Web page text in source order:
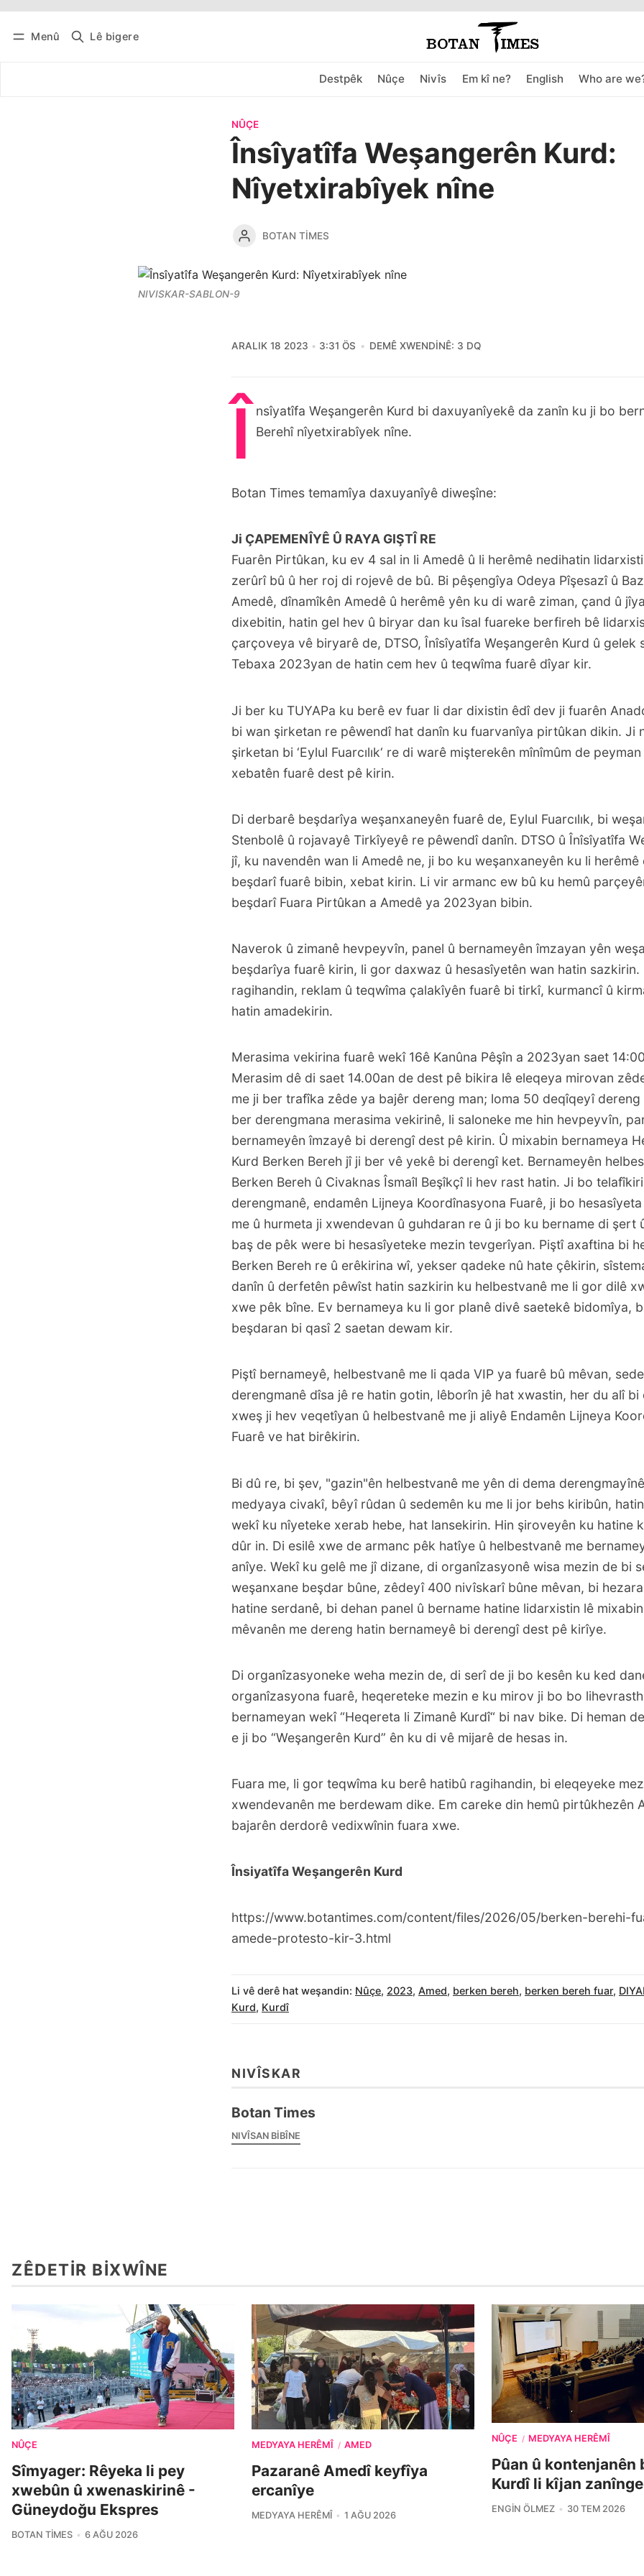
Menû Lê bigere
Destpêk Nûçe Nivîs Em kî ne? English Who are
Têkevê Bûltena belaş bistîne
NÛÇE
Însîyatîfa Weşangerên Kurd:
Nîyetxirabîyek nîne
BOTAN TIMES
NIVISKAR-SABLON-9
ARALIK 18 2023 3:31 ÖS DEMÊ XWENDINÊ: 3 DQ
Î nsîyatîfa Weşangerên Kurd bi daxuyanîyekê da zanîn ku ji bo
Berehî nîyetxirabîyek nîne.
Botan Times temamîya daxuyanîyê diweşîne:
Ji ÇAPEMENÎYÊ Û RAYA GIŞTÎ RE
Fuarên Pirtûkan, ku ev 4 sal in li Amedê û li herêmê nedihatin
zerûrî bû û her roj di rojevê de bû. Bi pêşengîya Odeya Pîşesazî û
Amedê, dînamîkên Amedê û herêmê yên ku di warê ziman, çand û
dixebitin, hatin gel hev û biryar dan ku îsal fuareke berfireh bê
çarçoveya vê biryarê de, DTSO, Înîsîyatîfa Weşangerên Kurd û gelek
Tebaxa 2023yan de hatin cem hev û teqwîma fuarê dîyar kir.
Ji ber ku TUYAPa ku berê ev fuar li dar dixistin êdî dev ji fuarên
bi wan şirketan re pêwendî hat danîn ku fuarvanîya pirtûkan dikin. Ji
şirketan bi ‘Eylul Fuarcılık‘ re di warê mişterekên mînîmûm de
xebatên fuarê dest pê kirin.
Di derbarê beşdarîya weşanxaneyên fuarê de, Eylul Fuarcılık, bi
Stenbolê û rojavayê Tirkîyeyê re pêwendî danîn. DTSO û Înîsîyatîfa
jî, ku navendên wan li Amedê ne, ji bo ku weşanxaneyên ku li herêmê
beşdarî fuarê bibin, xebat kirin. Li vir armanc ew bû ku hemû
beşdarî Fuara Pirtûkan a Amedê ya 2023yan bibin.
Naverok û zimanê hevpeyvîn, panel û bernameyên îmzayan yên
beşdarîya fuarê kirin, li gor daxwaz û hesasîyetên wan hatin sazkirin.
ragihandin, reklam û teqwîma çalakîyên fuarê bi tirkî, kurmancî û
hatin amadekirin.
Merasima vekirina fuarê wekî 16ê Kanûna Pêşîn a 2023yan saet
Merasim dê di saet 14.00an de dest pê bikira lê eleqeya mirovan
me ji ber trafîka zêde ya bajêr dereng man; loma 50 deqîqeyî
ber derengmana merasima vekirinê, li saloneke me hin hevpeyvîn,
bernameyên îmzayê bi derengî dest pê kirin. Û mixabin bernameya
Kurd Berken Bereh jî ji ber vê yekê bi derengî ket. Bernameyên
Berken Bereh û Civaknas Îsmaîl Beşîkçî li hev rast hatin. Ji bo
derengmanê, endamên Lijneya Koordînasyona Fuarê, ji bo
me û hurmeta ji xwendevan û guhdaran re û ji bo ku bername di şert
baş de pêk were bi hesasîyeteke mezin tevgerîyan. Piştî axaftina bi
Berken Bereh re û erêkirina wî, yekser qadeke nû hate çêkirin,
danîn û derfetên pêwîst hatin sazkirin ku helbestvanê me li gor dilê
xwe pêk bîne. Ev bernameya ku li gor planê divê saetekê bidomîya,
beşdaran bi qasî 2 saetan dewam kir.
Piştî bernameyê, helbestvanê me li qada VIP ya fuarê bû mêvan,
derengmanê dîsa jê re hatin gotin, lêborîn jê hat xwastin, her du alî bi
xweş ji hev veqetîyan û helbestvanê me ji aliyê Endamên Lijneya
Fuarê ve hat birêkirin.
Bi dû re, bi şev, "gazin"ên helbestvanê me yên di dema
medyaya civakî, bêyî rûdan û sedemên ku me li jor behs kiribûn,
wekî ku nîyeteke xerab hebe, hat lansekirin. Hin şiroveyên ku hatine
dûr in. Di esilê xwe de armanc pêk hatîye û helbestvanê me
anîye. Wekî ku gelê me jî dizane, di organîzasyonê wisa mezin de bi
weşanxane beşdar bûne, zêdeyî 400 nivîskarî bûne mêvan, bi
hatine serdanê, bi dehan panel û bername hatine lidarxistin lê
mêvanên me dereng hatin bernameyê bi derengî dest pê kirîye.
Di organîzasyoneke weha mezin de, di serî de ji bo kesên ku ked
organîzasyona fuarê, heqereteke mezin e ku mirov ji bo bo
bernameyan wekî “Heqereta li Zimanê Kurdî“ bi nav bike. Di heman
e ji bo “Weşangerên Kurd” ên ku di vê mijarê de hesas in.
Fuara me, li gor teqwîma ku berê hatibû ragihandin, bi eleqeyeke
xwendevanên me berdewam dike. Em careke din hemû pirtûkhezên
bajarên derdorê vedixwînin fuara xwe.
Însiyatîfa Weşangerên Kurd
https://www.botantimes.com/content/files/2026/05/berken-berehi-
amede-protesto-kir-3.html
Li vê derê hat weşandin: Nûçe, 2023, Amed, berken bereh, berken bereh fuar,
Kurd, Kurdî
NIVÎSKAR
Botan Times
NIVÎSAN BIBÎNE
ZÊDETIR BIXWÎNE
NÛÇE
Sîmyager: Rêyeka li pey
xwebûn û xwenaskirinê -
Güneydoğu Ekspres
BOTAN TIMES 6 AĞU 2026
MEDYAYA HERÊMÎ / AMED
Pazaranê Amedî keyfîya
ercanîye
MEDYAYA HERÊMÎ 1 AĞU 2026
NÛÇE / MEDYAYA HERÊMÎ
Pûan û kontenjanên
Kurdî li kîjan
ENGIN ÖLMEZ 30 TEM 2026